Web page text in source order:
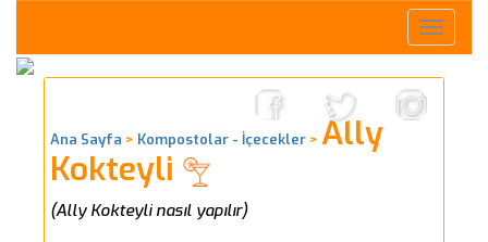
Toggle
Ana Sayfa > Kompostolar - İçecekler > Ally
Kokteyli
(Ally Kokteyli nasıl yapılır)